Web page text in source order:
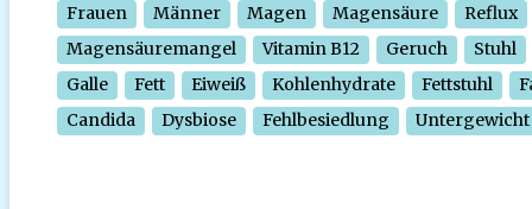
Frauen
Männer Magen Magensäure
Reflux
Magensäuremangel
Vitamin B12 Geruch
Stuhl
Galle
Fett Eiweiß Kohlenhydrate Fettstuhl
Candida
Dysbiose Fehlbesiedlung Untergewicht